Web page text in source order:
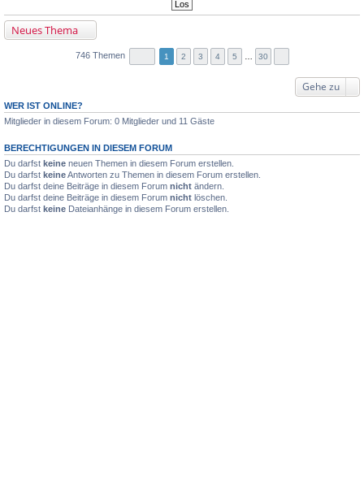
Neues Thema
746 Themen 1 2 3 4 5 30
Gehe zu
WER IST ONLINE?
Mitglieder in diesem Forum: 0 Mitglieder und 11 Gäste
BERECHTIGUNGEN IN DIESEM FORUM
Du darfst keine neuen Themen in diesem Forum erstellen.
Du darfst keineAntworten zu Themen in diesem Forum erstellen.
Du darfst deine Beiträge in diesem Forum nicht ändern.
Du darfst deine Beiträge in diesem Forum nicht löschen.
Du darfst keine Dateianhänge in diesem Forum erstellen.